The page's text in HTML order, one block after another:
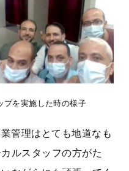
プを実施した時の様子
管理はとても地道なも
ルスタッフの方がた